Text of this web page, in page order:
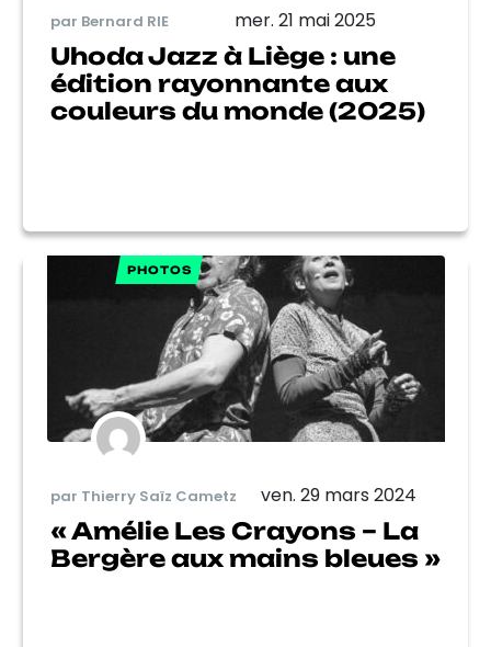
par Bernard RIE mer. 21 mai 2025
Uhoda Jazz à Liège : une
édition rayonnante aux
couleurs du monde (2025)
PHOTOS
par Thierry Saïz Cametz ven. 29 mars 2024
« Amélie Les Crayons – La
Bergère aux mains bleues »